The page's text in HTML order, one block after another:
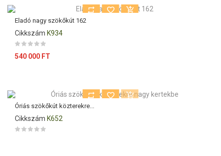
Eladó nagy szökőkút 162
Cikkszám K934
Ár
540 000 FT
Óriás szökőkút közterekre...
Cikkszám K652